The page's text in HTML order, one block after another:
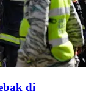
di